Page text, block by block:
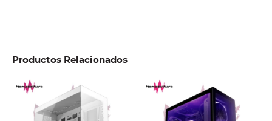
Productos Relacionados